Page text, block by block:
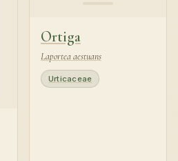
Ortiga
Laportea aestuans
Urticaceae